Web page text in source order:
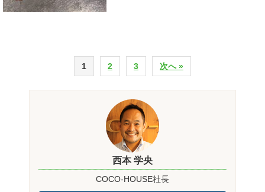
1 2 3 次へ »
西本 学央
COCO-HOUSE社長